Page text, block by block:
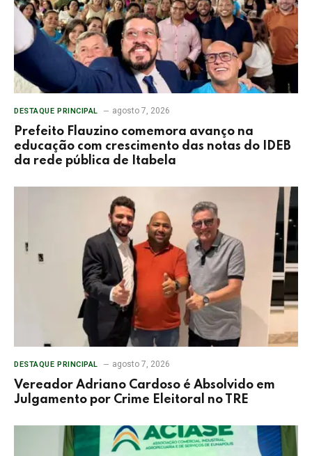
DESTAQUE PRINCIPAL agosto 7, 2026
Prefeito Flauzino comemora avanço na
educação com crescimento das notas do IDEB
da rede pública de Itabela
DESTAQUE PRINCIPAL agosto 7, 2026
Vereador Adriano Cardoso é Absolvido em
Julgamento por Crime Eleitoral no TRE